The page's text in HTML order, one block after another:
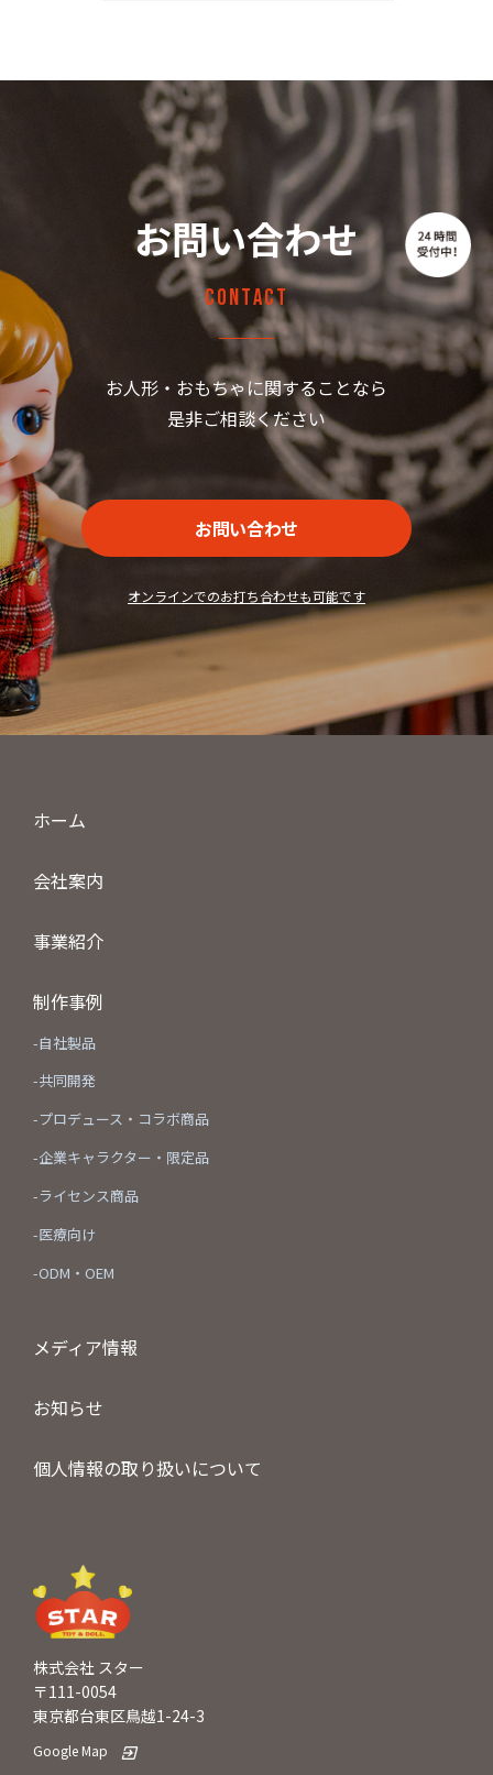
お問い合わせ
Contact
お人形・おもちゃに関することなら
是非ご相談ください
お問い合わせ
オンラインでのお打ち合わせも可能です
株式会社 スター
〒111-0054
東京都台東区鳥越1-24-3
Google Map
ホーム
会社案内
事業紹介
制作事例
-自社製品
-共同開発
-プロデュース・コラボ商品
-企業キャラクター・限定品
-ライセンス商品
-医療向け
-ODM・OEM
メディア情報
お知らせ
個人情報の取り扱いについて